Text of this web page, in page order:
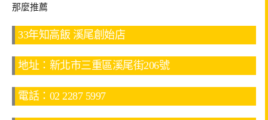
那麼推薦
33年知高飯 溪尾創始店
地址：新北市三重區溪尾街206號
電話：02 2287 5997